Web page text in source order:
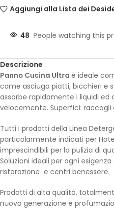
Aggiungi alla Lista dei
48 People watching this
Descrizione
Panno Cucina Ultra è ideale
come asciuga piatti, bicchieri e
assorbe rapidamente i liquidi
velocemente. Superfici: raccogli
Tutti i prodotti della Linea
particolarmente indicati per
imprescindibili per la pulizia di
Soluzioni ideali per ogni
ristorazione e centri benessere.
Prodotti di alta qualità,
nuova generazione e